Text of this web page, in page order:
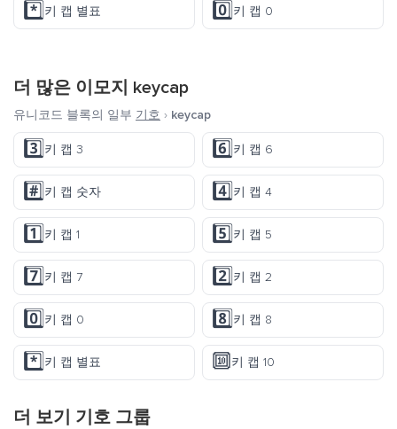
*️⃣키 캡 별표 0️⃣키 캡 0
더 많은 이모지 keycap
유니코드 블록의 일부 기호 › keycap
3️⃣키 캡 3 6️⃣키 캡 6
#️⃣키 캡 숫자 4️⃣키 캡 4
1️⃣키 캡 1 5️⃣키 캡 5
7️⃣키 캡 7 2️⃣키 캡 2
0️⃣키 캡 0 8️⃣키 캡 8
*️⃣키 캡 별표 🔟키 캡 10
더 보기 기호 그룹